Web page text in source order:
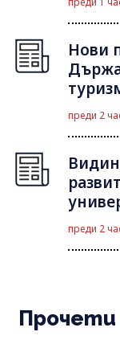
Нови
преди 2
преди 2